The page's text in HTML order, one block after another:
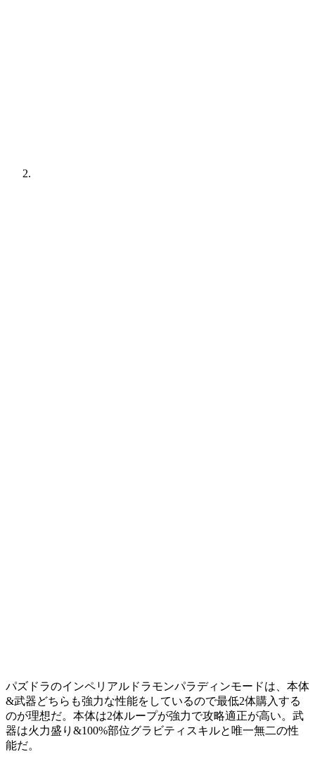
パズドラのインペリアルドラモンパラディンモードは、本体
&武器どちらも強力な性能をしているので最低2体購入する
のが理想だ。本体は2体ループが強力で攻略適正が高い。武
器は火力盛り&100%部位グラビティスキルと唯一無二の性
能だ。